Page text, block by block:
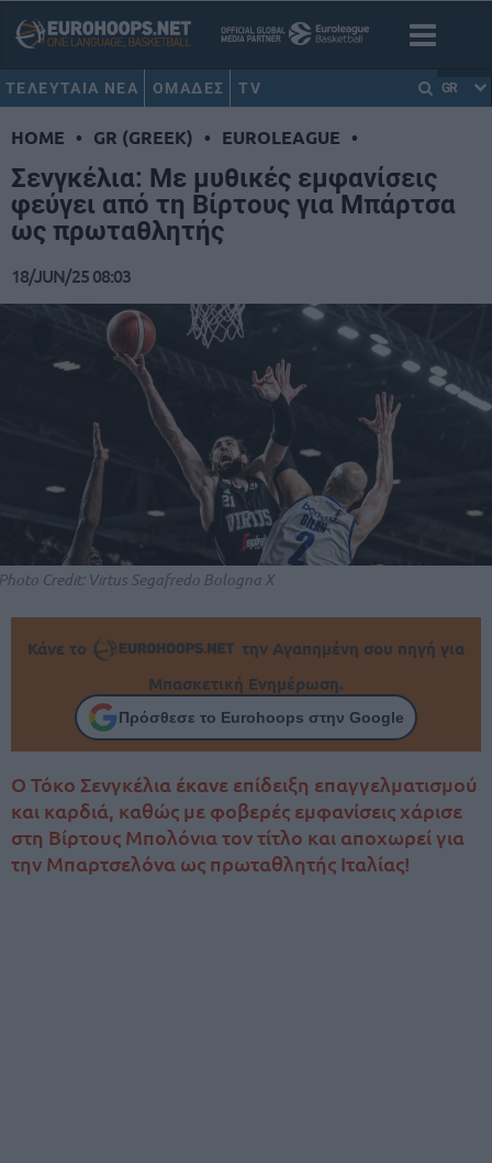
ΤΕΛΕΥΤΑΙΑ ΝΕΑ ΟΜΑΔΕΣ TV GR
HOME • GR (GREEK) • EUROLEAGUE •
Σενγκέλια: Με μυθικές εμφανίσεις
φεύγει από τη Βίρτους για Μπάρτσα
ως πρωταθλητής
18/JUN/25 08:03
Credit: Virtus Segafredo Bologna Χ
Κάνε το
την Αγαπημένη σου πηγή για
Μπασκετική Ενημέρωση.
Πρόσθεσε το Eurohoops στην Google
Ο Τόκο Σενγκέλια έκανε επίδειξη επαγγελματισμού
και καρδιά, καθώς με φοβερές εμφανίσεις χάρισε
στη Βίρτους Μπολόνια τον τίτλο και αποχωρεί για
την Μπαρτσελόνα ως πρωταθλητής Ιταλίας!